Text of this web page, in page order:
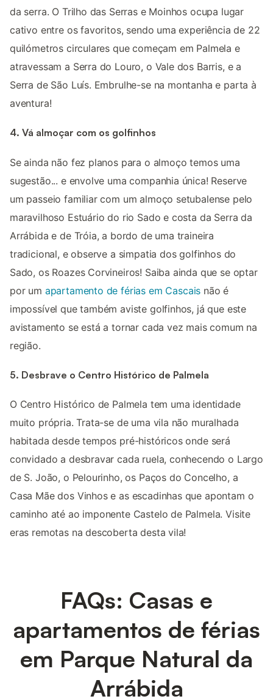
da serra. O Trilho das Serras e Moinhos ocupa lugar
cativo entre os favoritos, sendo uma experiência de 22
quilómetros circulares que começam em Palmela e
atravessam a Serra do Louro, o Vale dos Barris, e a
Serra de São Luís. Embrulhe-se na montanha e parta à
aventura!
4. Vá almoçar com os golfinhos
Se ainda não fez planos para o almoço temos uma
sugestão... e envolve uma companhia única! Reserve
um passeio familiar com um almoço setubalense pelo
maravilhoso Estuário do rio Sado e costa da Serra da
Arrábida e de Tróia, a bordo de uma traineira
tradicional, e observe a simpatia dos golfinhos do
Sado, os Roazes Corvineiros! Saiba ainda que se optar
por um apartamento de férias em Cascais não é
impossível que também aviste golfinhos, já que este
avistamento se está a tornar cada vez mais comum na
região.
5. Desbrave o Centro Histórico de Palmela
O Centro Histórico de Palmela tem uma identidade
muito própria. Trata-se de uma vila não muralhada
habitada desde tempos pré-históricos onde será
convidado a desbravar cada ruela, conhecendo o Largo
de S. João, o Pelourinho, os Paços do Concelho, a
Casa Mãe dos Vinhos e as escadinhas que apontam o
caminho até ao imponente Castelo de Palmela. Visite
eras remotas na descoberta desta vila!
FAQs: Casas e
apartamentos de férias
em Parque Natural da
Arrábida